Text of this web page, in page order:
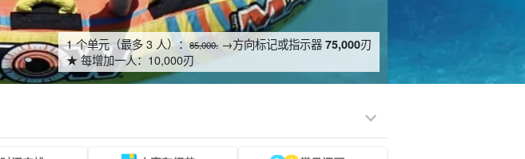
1 个单元（最多 3 人）：85,000. →方向标记或指示器 75,000刃
★ 每增加一人： 10,000刃